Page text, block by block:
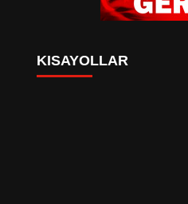
KISAYOLLAR